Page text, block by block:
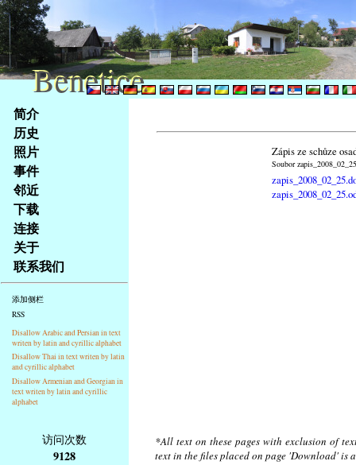
Na
obsah
stránky
Klávesové
zkratky
tomto
webu
základní
Hlavní
strana
简介
历史
照片
事件
邻近
下载
连接
关于
联系我们
添加侧栏
RSS
Disallow Arabic and Persian in text
writen by latin and cyrillic alphabet
Disallow Thai in text writen by latin
and cyrillic alphabet
Disallow Armenian and Georgian in
text writen by latin and cyrillic
alphabet
Zápis ze schůze
Soubor
访问次数
9128
*All text on these pages with exclusion of
text in the files placed on page 'Download'
Benetice
Benetice